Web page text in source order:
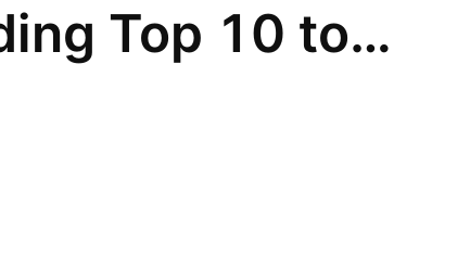
Ratio Total Market Cap Excluding Top 10 to BTC